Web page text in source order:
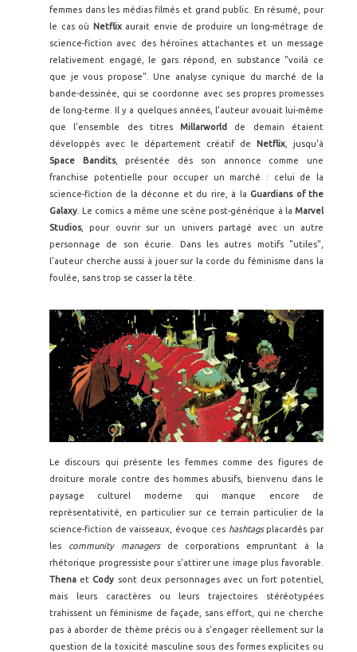
femmes dans les médias filmés et grand public. En résumé, pour
le cas où Netflixaurait envie de produire un long-métrage de
science-fiction avec des héroïnes attachantes et un message
relativement engagé, le gars répond, en substance "voilà ce
que je vous propose". Une analyse cynique du marché de la
bande-dessinée, qui se coordonne avec ses propres promesses
de long-terme. Il y a quelques années, l'auteur avouait lui-même
que l'ensemble des titresMillarworld
de demain étaient
développés avec le département créatif de Netflix , jusqu'à
Space Bandits, présentée dès son annonce comme une
franchise potentielle pour occuper un marché : celui de la
science-fiction de la déconne et du rire, à la Guardians of the
Galaxy . Le comics a même une scène post-générique à la Marvel
Studios, pour ouvrir sur un univers partagé avec un autre
personnage de son écurie. Dans les autres motifs "utiles",
l'auteur cherche aussi à jouer sur la corde du féminisme dans la
foulée, sans trop se casser la tête.
Le discours qui présente les femmes comme des figures de
droiture morale contre des hommes abusifs, bienvenu dans le
paysage culturel moderne qui manque encore de
représentativité, en particulier sur ce terrain particulier de la
science-fiction de vaisseaux, évoque ces hashtagsplacardés par
les community managersde corporations empruntant à la
rhétorique progressiste pour s'attirer une image plus favorable.
Thena et Cody sont deux personnages avec un fort potentiel,
mais leurs caractères ou leurs trajectoires stéréotypées
trahissent un féminisme de façade, sans effort, qui ne cherche
pas à aborder de thème précis ou à s'engager réellement sur la
question de la toxicité masculine sous des formes explicites ou